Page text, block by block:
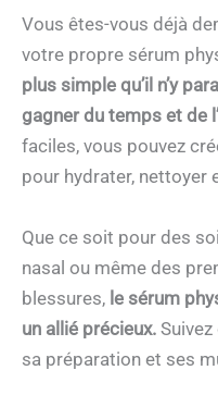
Vous êtes-vous déjà
votre propre sérum
plus simple qu’il n’y
gagner du temps et de
faciles, vous pouvez
pour hydrater, nettoyer
Que ce soit pour des
nasal ou même des
blessures, le sérum
un allié précieux.
sa préparation et ses